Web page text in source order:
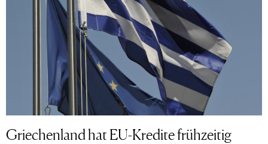
Griechenland hat EU-Kredite frühzeitig